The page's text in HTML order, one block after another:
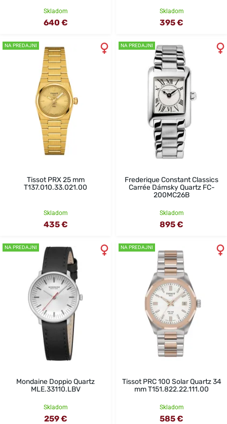
Skladom
640 €
Skladom
395 €
NA PREDAJNI
Tissot PRX 25 mm
T137.010.33.021.00
Skladom
435 €
NA PREDAJNI
Frederique Constant Classics
Carrée Dámsky Quartz FC-
200MC26B
Skladom
895 €
NA PREDAJNI
Mondaine Doppio Quartz
MLE.33110.LBV
Skladom
259 €
NA PREDAJNI
Tissot PRC 100 Solar Quartz 34
mm T151.822.22.111.00
Skladom
585 €